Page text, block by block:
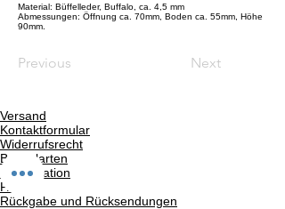
Material: Büffelleder, Buffalo, ca. 4,5 mm
Abmessungen: Öffnung ca. 70mm, Boden ca. 55mm, Höhe
90mm.
Previous Next
Versand
Kontaktformular
Widerrufsrecht
Bezahlarten
Reklamation
FAQ
Rückgabe und Rücksendungen